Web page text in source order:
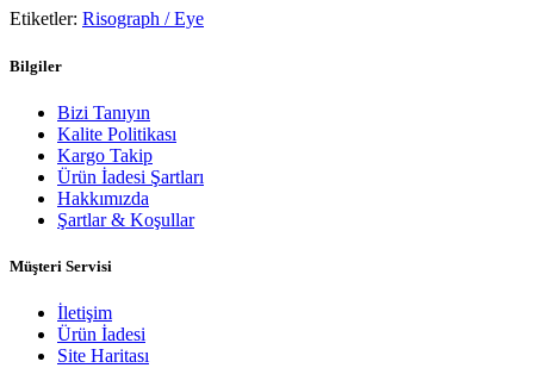
Etiketler: Risograph / Eye
Bilgiler
Bizi Tanıyın
Kalite Politikası
Kargo Takip
Ürün İadesi Şartları
Hakkımızda
Şartlar & Koşullar
Müşteri Servisi
İletişim
Ürün İadesi
Site Haritası